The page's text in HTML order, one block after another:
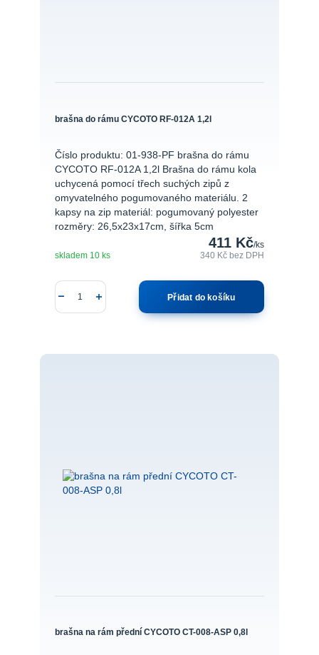
brašna do rámu CYCOTO RF-012A 1,2l
Číslo produktu: 01-938-PF brašna do rámu
CYCOTO RF-012A 1,2l Brašna do rámu kola
uchycená pomocí třech suchých zipů z
omyvatelného pogumovaného materiálu. 2
kapsy na zip materiál: pogumovaný polyester
rozměry: 26,5x23x17cm, šířka 5cm
411 Kč/ks
340 Kč bez DPH
skladem 10 ks
Přidat do košíku
brašna na rám přední CYCOTO CT-008-ASP 0,8l